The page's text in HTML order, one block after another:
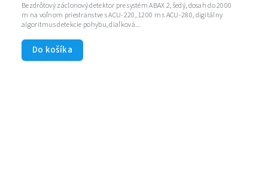
Do košíka
Bezdrôtový záclonový detektor pre systém ABAX 2, šedý, dosah do 2000
m na voľnom priestranstve s ACU-220, 1200 m s ACU-280, digitálny
algoritmus detekcie pohybu, diaľková...